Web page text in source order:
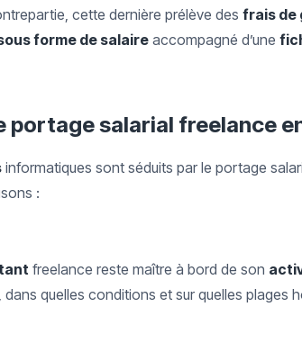
cette dernière prélève des frais de
forme de salaireaccompagné d’une
portage salarial freelance
informatiques sont séduits par le portage
:
freelance reste maître à bord de son
dans quelles conditions et sur quelles plages